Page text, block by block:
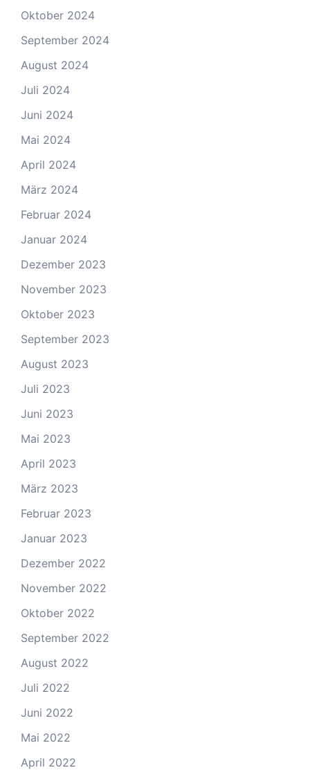
Oktober 2024
September 2024
August 2024
Juli 2024
Juni 2024
Mai 2024
April 2024
März 2024
Februar 2024
Januar 2024
Dezember 2023
November 2023
Oktober 2023
September 2023
August 2023
Juli 2023
Juni 2023
Mai 2023
April 2023
März 2023
Februar 2023
Januar 2023
Dezember 2022
November 2022
Oktober 2022
September 2022
August 2022
Juli 2022
Juni 2022
Mai 2022
April 2022